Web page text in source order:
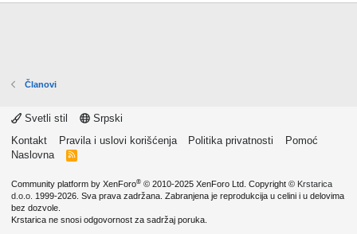
Članovi
Svetli stil
Srpski
Kontakt
Pravila i uslovi korišćenja Politika privatnosti
Pomoć
Naslovna
R
Community platform by XenForo® © 2010-2025 XenForo Ltd. Copyright © Krstarica
d.o.o. 1999-2026. Sva prava zadržana. Zabranjena je reprodukcija u celini i u delovima
bez dozvole.
Krstarica ne snosi odgovornost za sadržaj poruka.